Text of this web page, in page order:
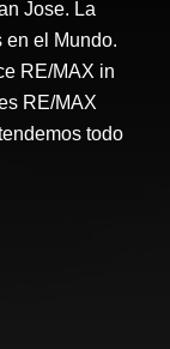
Jose. La
en el Mundo.
RE/MAX in
RE/MAX
todo